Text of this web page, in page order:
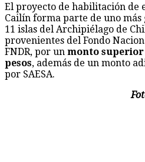
El proyecto de habilitación de
Cailín forma parte de uno
11 islas del Archipiélago de
provenientes del Fondo
FNDR, por un monto superior
pesos, además de un monto
por SAESA.